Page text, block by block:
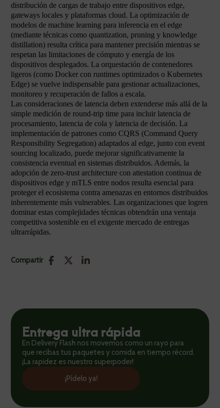
distribución de cargas de trabajo entre dispositivos edge,
gateways locales y plataformas cloud. La optimización de
modelos de machine learning para inferencia en el edge
(mediante técnicas como quantization, pruning y knowledge
distillation) resulta crítica para mantener precisión mientras se
respetan las limitaciones de cómputo y energía de los
dispositivos desplegados. La orquestación de contenedores
ligeros (como Docker con runtimes optimizados o Kubernetes
Edge) se vuelve indispensable para gestionar actualizaciones,
monitoreo y recuperación de fallos a escala.
Las consideraciones de latencia deben extenderse más allá de la
simple medición de round-trip time para incluir latencia de
procesamiento, latencia de cola y latencia de decisión. La
implementación de patrones como CQRS (Command Query
Responsibility Segregation) adaptados al edge, junto con event
sourcing localizado, puede mejorar significativamente la
consistencia eventual en sistemas distribuidos. Además, la
adopción de zero-trust architecture con attestation continua de
dispositivos edge y mTLS entre nodos resulta esencial para
proteger el ecosistema contra amenazas en entornos distribuidos
inherentemente más vulnerables. Las organizaciones que logren
dominar estas complejidades técnicas obtendrán una ventaja
competitiva sostenible en el exigente mercado de entregas
ultrarrápidas.
Compartir
Entrega ultra rápida
En Delivery Flash nos movemos como un rayo para
que recibas tus paquetes y comida en tiempo récord.
¡La rapidez es nuestro superpoder!
¡Pídelo ya!